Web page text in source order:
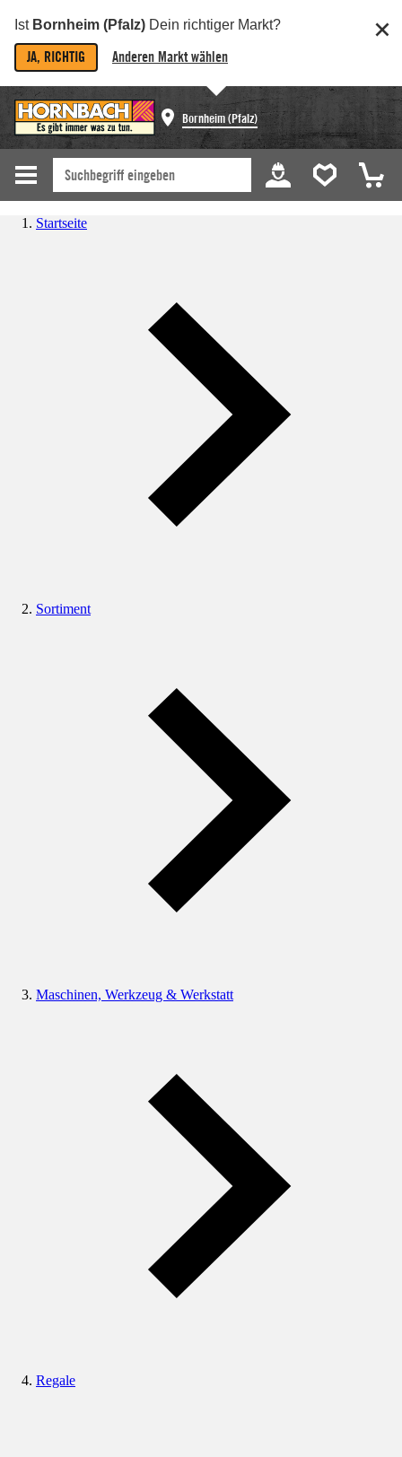
Ist Bornheim (Pfalz) Dein richtiger Markt?
JA, RICHTIG Anderen Markt wählen
Bornheim (Pfalz)
Startseite
Sortiment
Maschinen, Werkzeug & Werkstatt
Regale